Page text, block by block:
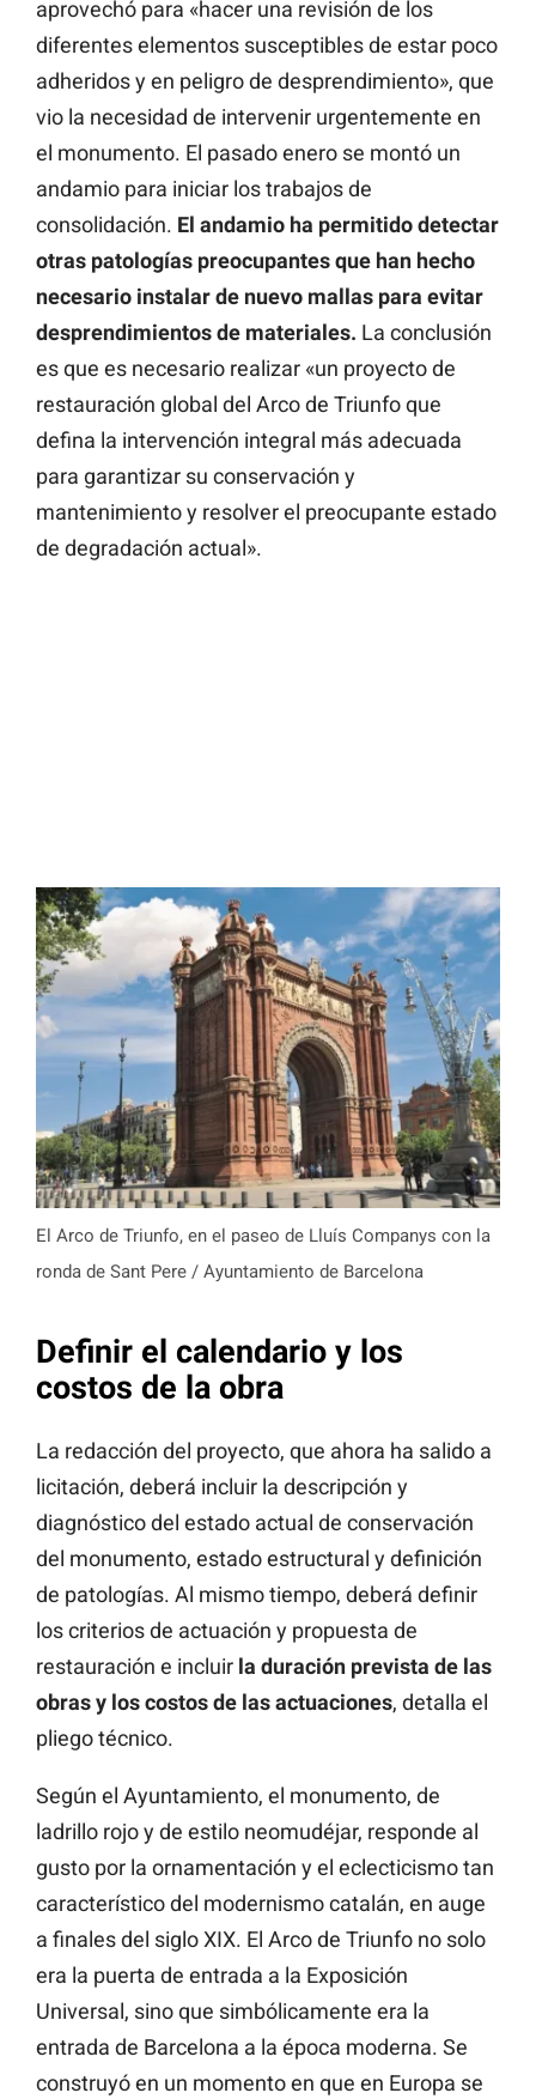
aprovechó para «hacer una revisión de los
diferentes elementos susceptibles de estar poco
adheridos y en peligro de desprendimiento», que
vio la necesidad de intervenir urgentemente en
el monumento. El pasado enero se montó un
andamio para iniciar los trabajos de
consolidación. El andamio ha permitido detectar
otras patologías preocupantes que han hecho
necesario instalar de nuevo mallas para evitar
desprendimientos de materiales. La conclusión
es que es necesario realizar «un proyecto de
restauración global del Arco de Triunfo que
defina la intervención integral más adecuada
para garantizar su conservación y
mantenimiento y resolver el preocupante estado
de degradación actual».
El Arco de Triunfo, en el paseo de Lluís Companys con la
ronda de Sant Pere / Ayuntamiento de Barcelona
Definir el calendario y los
costos de la obra
La redacción del proyecto, que ahora ha salido a
licitación, deberá incluir la descripción y
diagnóstico del estado actual de conservación
del monumento, estado estructural y definición
de patologías. Al mismo tiempo, deberá definir
los criterios de actuación y propuesta de
restauración e incluir la duración prevista de las
obras y los costos de las actuaciones, detalla el
pliego técnico.
Según el Ayuntamiento, el monumento, de
ladrillo rojo y de estilo neomudéjar, responde al
gusto por la ornamentación y el eclecticismo tan
característico del modernismo catalán, en auge
a finales del siglo XIX. El Arco de Triunfo no solo
era la puerta de entrada a la Exposición
Universal, sino que simbólicamente era la
entrada de Barcelona a la época moderna. Se
construyó en un momento en que en Europa se